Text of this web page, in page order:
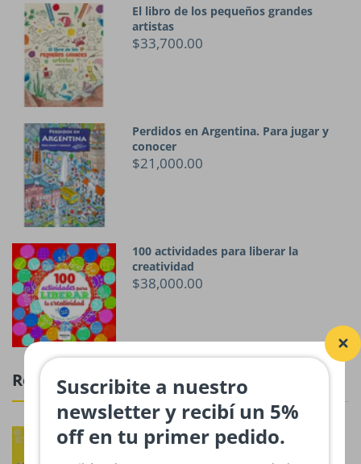
El libro de los pequeños grandes
artistas
$33,700.00
Perdidos en Argentina. Para jugar y
conocer
$21,000.00
100 actividades para liberar la
creatividad
$38,000.00
Rompecabezas
Rompecabezas Provincias Argentinas
Suscribite a nuestro
newsletter y recibí un 5%
off en tu primer pedido.